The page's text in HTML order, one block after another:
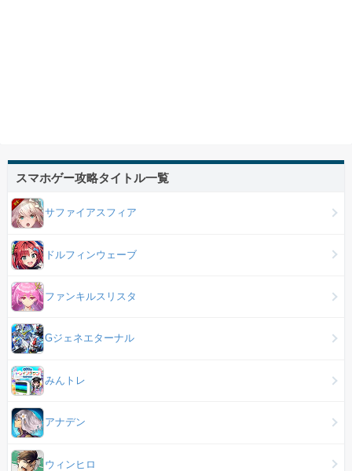
スマホゲー攻略タイトル一覧
サファイアスフィア
ドルフィンウェーブ
ファンキルスリスタ
Gジェネエターナル
みんトレ
アナデン
ウィンヒロ